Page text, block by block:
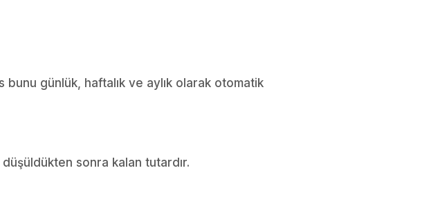
bunu günlük, haftalık ve aylık olarak otomatik
sonra kalan tutardır.